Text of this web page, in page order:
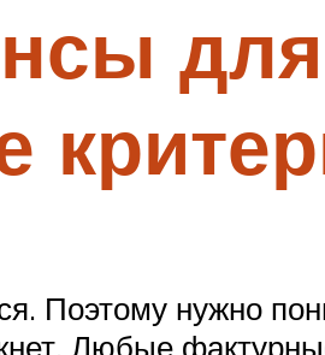
Поэтому нужно
Любые